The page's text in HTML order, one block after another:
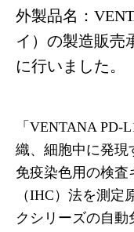
外製品名：
イ）の製造販売
に行いました。
「VENTANA PD-
織、細胞中に発現
免疫染色用の検査
（IHC）法を測
クシリーズの自